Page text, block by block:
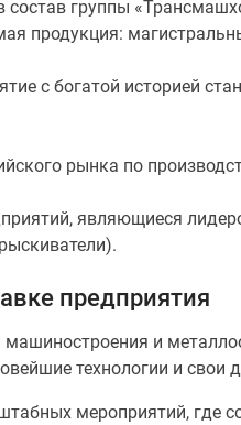
группы
продукция:
с богатой историей
рынка по
являющиеся
предприятия
и
технологии и свои
мероприятий, где